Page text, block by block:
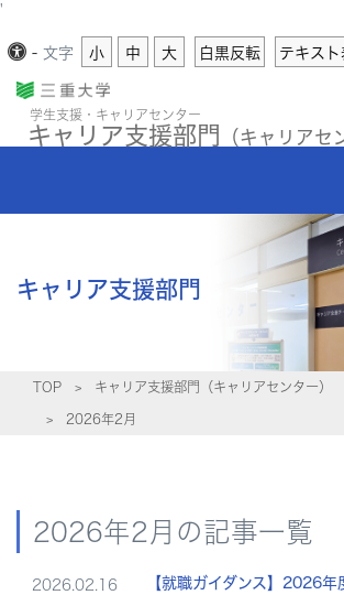
'
- 文字 小 中 大 白黒反転 テキスト
学生支援・キャリアセンター
キャリア支援部門 （キャリアセ
キャリア支援部門
TOP キャリア支援部門（キャリアセンター）
2026年2月
2026年2月の記事一覧
2026.02.16
【就職ガイダンス】2026年